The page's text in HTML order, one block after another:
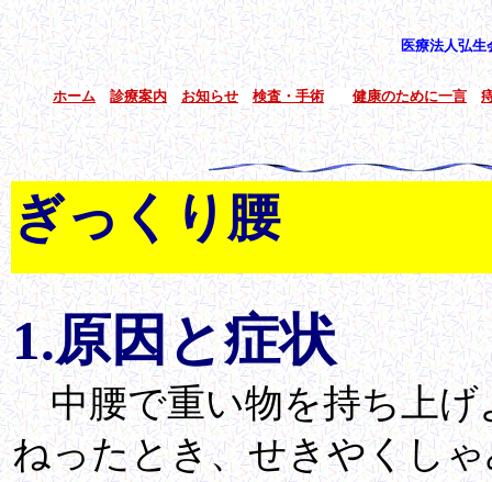
医療法人弘生
ホーム 診療案内 お知らせ 検査・手術 健康のために一言
ぎっくり腰
1.原因と症状
中腰で重い物を持ち上げ
ねったとき、せきやくし